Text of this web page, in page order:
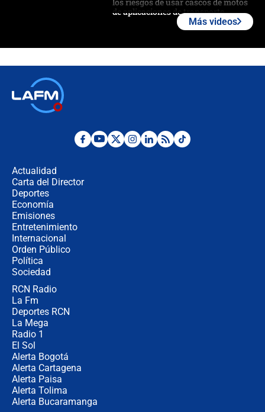
de aplicaciones de transporte
Posesión de Abelardo De La Espriella
Más videos
Actualidad
Carta del Director
Deportes
Economía
Emisiones
Entretenimiento
Internacional
Orden Público
Política
Sociedad
RCN Radio
La Fm
Deportes RCN
La Mega
Radio 1
El Sol
Alerta Bogotá
Alerta Cartagena
Alerta Paisa
Alerta Tolima
Alerta Bucaramanga